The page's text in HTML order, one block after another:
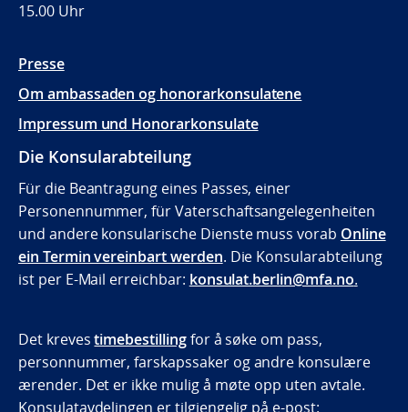
15.00 Uhr
Presse
Om ambassaden og honorarkonsulatene
Impressum und Honorarkonsulate
Die Konsularabteilung
Für die Beantragung eines Passes, einer
Personennummer, für Vaterschaftsangelegenheiten
und andere konsularische Dienste muss vorab Online
ein Termin vereinbart werden. Die Konsularabteilung
ist per E-Mail erreichbar: konsulat.berlin@mfa.no.
Det krevestimebestillingfor å søke om pass,
personnummer, farskapssaker og andre konsulære
ærender. Det er ikke mulig å møte opp uten avtale.
Konsulatavdelingen er tilgjengelig på e-post: